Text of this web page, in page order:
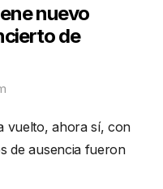
nuevo
de
vuelto, ahora sí, con
de ausencia fueron